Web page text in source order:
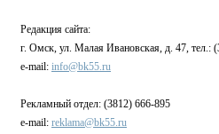
Редакция сайта:
г. Омск, ул. Малая Ивановская, д. 47, тел.:
e-mail: info@bk55.ru
Рекламный отдел: (3812) 666-895
e-mail: reklama@bk55.ru